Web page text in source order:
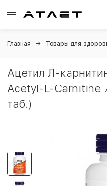
Главная Товары для
Ацетил Л-
Acetyl-L-Carnitine
таб.)